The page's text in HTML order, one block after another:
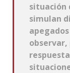
situación
simulan